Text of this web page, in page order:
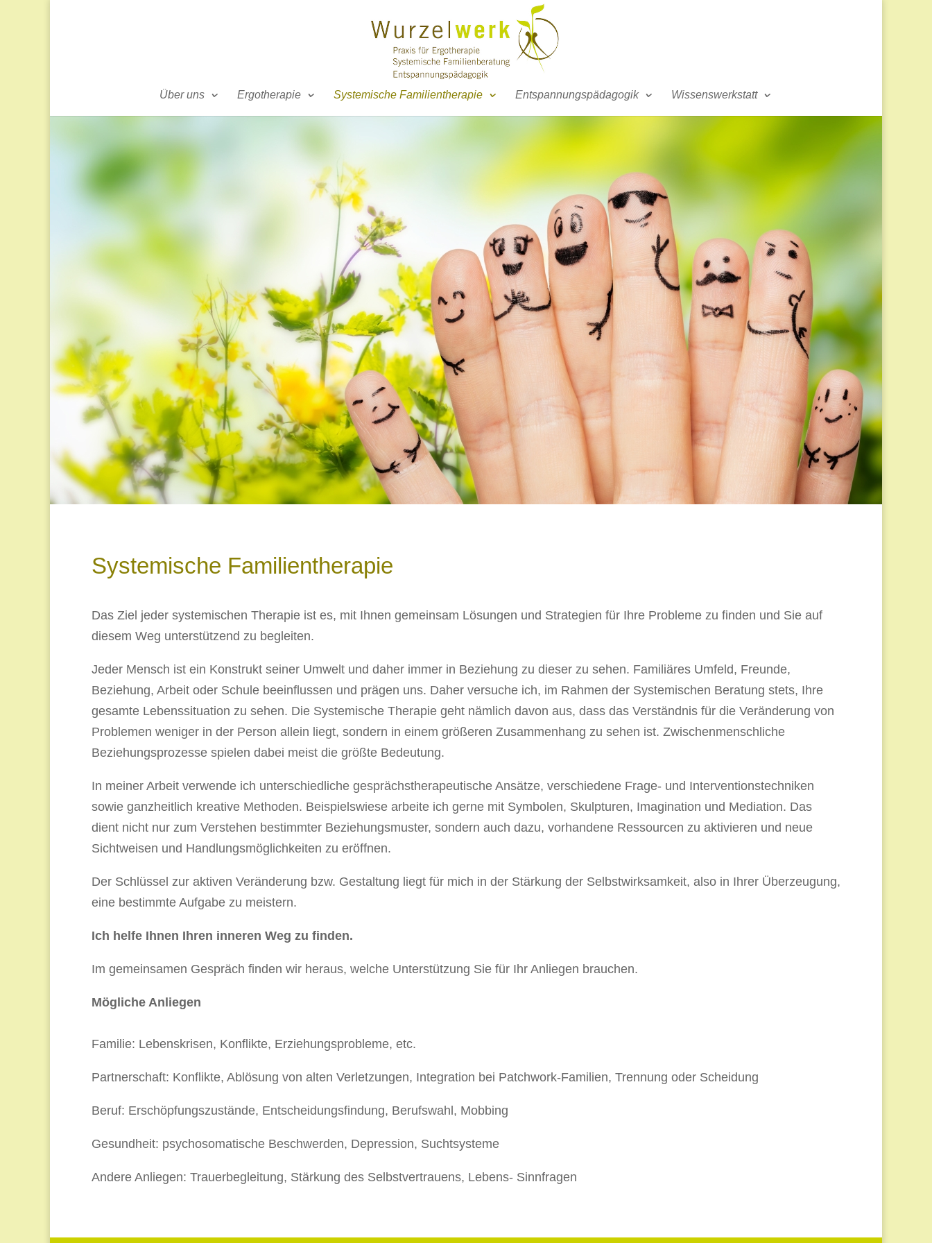
Über uns Ergotherapie Systemische Familientherapie Entspannungspädagogik Wissenswerkstatt
Systemische Familientherapie
Das Ziel jeder systemischen Therapie ist es, mit Ihnen gemeinsam Lösungen und Strategien für Ihre Probleme zu finden und Sie auf
diesem Weg unterstützend zu begleiten.
Jeder Mensch ist ein Konstrukt seiner Umwelt und daher immer in Beziehung zu dieser zu sehen. Familiäres Umfeld, Freunde,
Beziehung, Arbeit oder Schule beeinflussen und prägen uns. Daher versuche ich, im Rahmen der Systemischen Beratung stets, Ihre
gesamte Lebenssituation zu sehen. Die Systemische Therapie geht nämlich davon aus, dass das Verständnis für die Veränderung von
Problemen weniger in der Person allein liegt, sondern in einem größeren Zusammenhang zu sehen ist. Zwischenmenschliche
Beziehungsprozesse spielen dabei meist die größte Bedeutung.
In meiner Arbeit verwende ich unterschiedliche gesprächstherapeutische Ansätze, verschiedene Frage- und Interventionstechniken
sowie ganzheitlich kreative Methoden. Beispielswiese arbeite ich gerne mit Symbolen, Skulpturen, Imagination und Mediation. Das
dient nicht nur zum Verstehen bestimmter Beziehungsmuster, sondern auch dazu, vorhandene Ressourcen zu aktivieren und neue
Sichtweisen und Handlungsmöglichkeiten zu eröffnen.
Der Schlüssel zur aktiven Veränderung bzw. Gestaltung liegt für mich in der Stärkung der Selbstwirksamkeit, also in Ihrer Überzeugung,
eine bestimmte Aufgabe zu meistern.
Ich helfe Ihnen Ihren inneren Weg zu finden.
Im gemeinsamen Gespräch finden wir heraus, welche Unterstützung Sie für Ihr Anliegen brauchen.
Mögliche Anliegen
Familie: Lebenskrisen, Konflikte, Erziehungsprobleme, etc.
Partnerschaft: Konflikte, Ablösung von alten Verletzungen, Integration bei Patchwork-Familien, Trennung oder Scheidung
Beruf: Erschöpfungszustände, Entscheidungsfindung, Berufswahl, Mobbing
Gesundheit: psychosomatische Beschwerden, Depression, Suchtsysteme
Andere Anliegen: Trauerbegleitung, Stärkung des Selbstvertrauens, Lebens- Sinnfragen